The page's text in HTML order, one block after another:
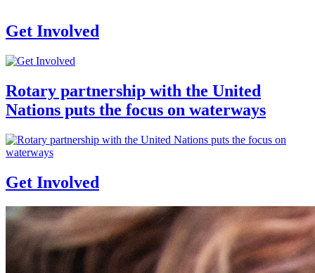
Get Involved
Rotary partnership with the United
Nations puts the focus on waterways
Get Involved